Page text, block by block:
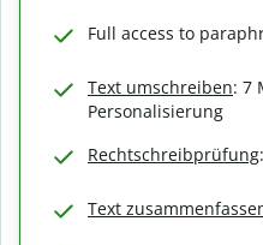
Full access to
Text umschreiben: 7
Personalisierung
Rechtschreibprüfung
Text